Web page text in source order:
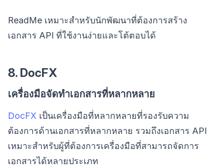
ReadMe เหมาะสำหรับนักพัฒนาที่ต้องการสร้าง
เอกสาร API ที่ใช้งานง่ายและโต้ตอบได้
8. DocFX
เครื่องมือจัดทำเอกสารที่หลากหลาย
DocFX เป็นเครื่องมือที่หลากหลายที่รองรับความ
ต้องการด้านเอกสารที่หลากหลาย รวมถึงเอกสาร API
เหมาะสำหรับผู้ที่ต้องการเครื่องมือที่สามารถจัดการ
เอกสารได้หลายประเภท